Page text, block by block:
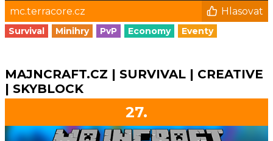
mc.terracore.cz
Hlasovat
Survival Minihry PvP Economy Eventy
MAJNCRAFT.CZ | SURVIVAL | CREATIVE
| SKYBLOCK
27.